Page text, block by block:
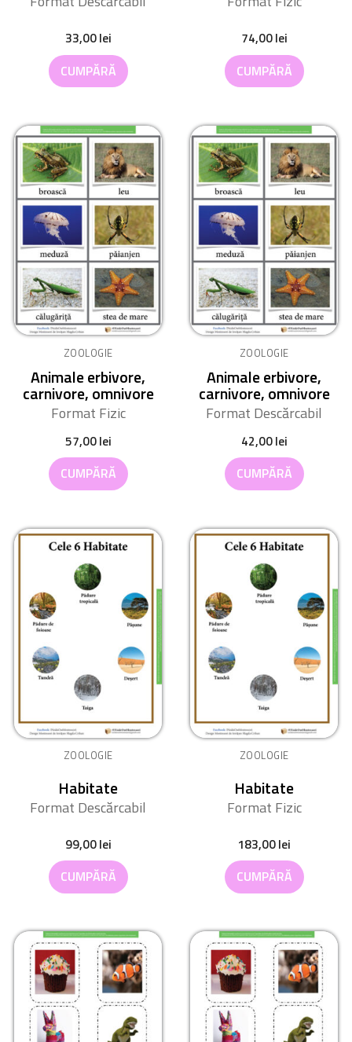
33,00lei
CUMPĂRĂ
74,00lei
CUMPĂRĂ
ZOOLOGIE
Animale erbivore,
carnivore, omnivore
Format Fizic
57,00lei
CUMPĂRĂ
ZOOLOGIE
Animale erbivore,
carnivore, omnivore
Format Descărcabil
42,00lei
CUMPĂRĂ
ZOOLOGIE
Habitate
Format Descărcabil
99,00lei
CUMPĂRĂ
ZOOLOGIE
Habitate
Format Fizic
183,00lei
CUMPĂRĂ